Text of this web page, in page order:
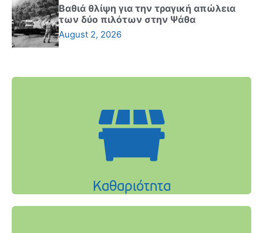
Βαθιά θλίψη για την τραγική απώλεια
των δύο πιλότων στην Ψάθα
August 2, 2026